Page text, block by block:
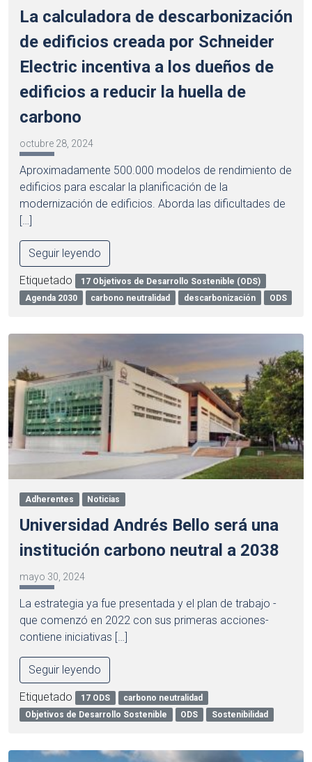
La calculadora de descarbonización
de edificios creada por Schneider
Electric incentiva a los dueños de
edificios a reducir la huella de
carbono
octubre 28, 2024
Aproximadamente 500.000 modelos de rendimiento de
edificios para escalar la planificación de la
modernización de edificios. Aborda las dificultades de
[…]
Seguir leyendo
Etiquetado
17 Objetivos de Desarrollo Sostenible (ODS)
Agenda 2030
carbono neutralidad descarbonización ODS
Adherentes Noticias
Universidad Andrés Bello será una
institución carbono neutral a 2038
mayo 30, 2024
La estrategia ya fue presentada y el plan de trabajo -
que comenzó en 2022 con sus primeras acciones-
contiene iniciativas […]
Seguir leyendo
Etiquetado 17 ODS
carbono neutralidad
Objetivos de Desarrollo Sostenible
ODS Sostenibilidad